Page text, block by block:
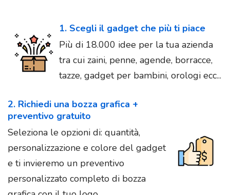
1. Scegli il gadget che più ti piace
Più di 18.000 idee per la tua azienda
tra cui zaini, penne, agende, borracce,
tazze, gadget per bambini, orologi ecc...
2. Richiedi una bozza grafica +
preventivo gratuito
Seleziona le opzioni di: quantità,
personalizzazione e colore del gadget
e ti invieremo un preventivo
personalizzato completo di bozza